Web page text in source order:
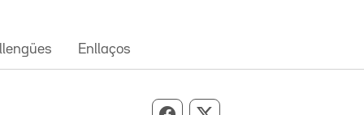
Enllaços